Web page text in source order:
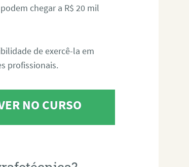
chegar a R$ 20 mil
de exercê-la em
profissionais.
NO CURSO